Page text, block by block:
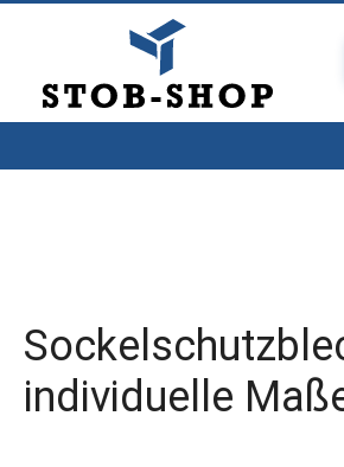
Hauptinhalt springen
Zur Suche springen
Zur Hauptnavigation springen
individuelle